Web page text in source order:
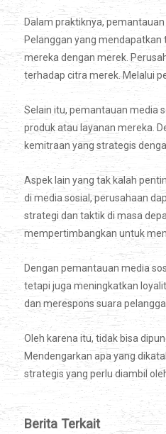
Dalam praktiknya,
Pelanggan yang
mereka dengan merek.
terhadap citra merek. Melalui
Selain itu, pemantauan media
produk atau layanan mereka.
kemitraan yang strategis
Aspek lain yang tak kalah
di media sosial, perusahaan
strategi dan taktik di masa
mempertimbangkan untuk
Dengan pemantauan media
tetapi juga meningkatkan
dan merespons suara
Oleh karena itu, tidak bisa
Mendengarkan apa yang
strategis yang perlu diambil
Berita Terkait